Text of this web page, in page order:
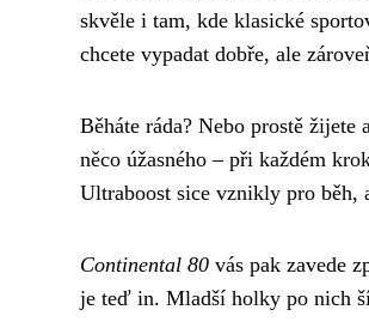
skvěle i tam, kde klasické
chcete vypadat dobře, ale
Běháte ráda? Nebo prostě žijete
něco úžasného – při každém
Ultraboost sice vznikly pro běh,
Continental 80 vás pak zavede
je teď in. Mladší holky po nich